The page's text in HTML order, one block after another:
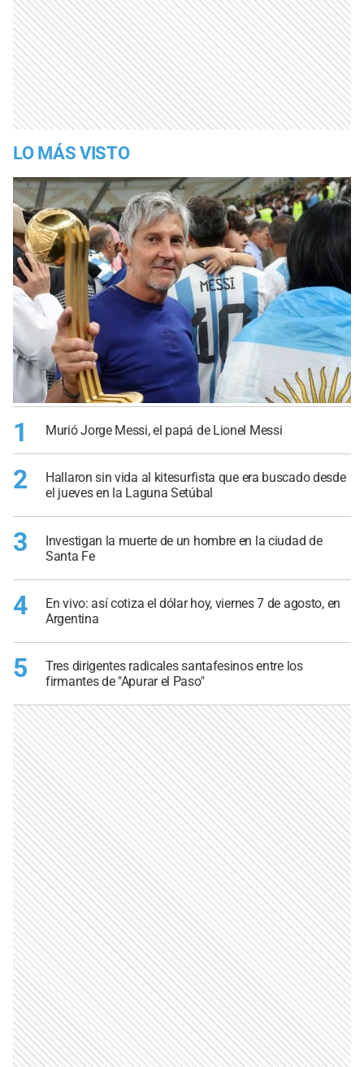
LO MÁS VISTO
1 Murió Jorge Messi, el papá de Lionel Messi
2
Hallaron sin vida al kitesurfista que era buscado desde
el jueves en la Laguna Setúbal
3
Investigan la muerte de un hombre en la ciudad de
Santa Fe
4
En vivo: así cotiza el dólar hoy, viernes 7 de agosto, en
Argentina
5
Tres dirigentes radicales santafesinos entre los
firmantes de "Apurar el Paso"